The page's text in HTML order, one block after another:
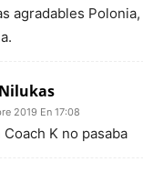
agradables
2019 En 17:08
Coach K no pasaba